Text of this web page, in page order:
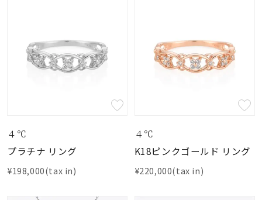
ファッションテイス
コレクション
レディース
４℃
プラチナ リング
¥198,000(tax in)
４℃
K18ピンクゴールド リング
¥220,000(tax in)